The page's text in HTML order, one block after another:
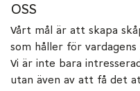
OSS
Vårt mål är att skapa
som håller för
Vi är inte bara
utan även av att få det